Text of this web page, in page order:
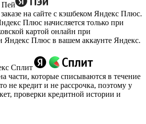
Пей
на сайте с кэшбеком Яндекс Плюс.
Плюс начисляется только при
картой онлайн при
Плюс в вашем аккаунте Яндекс.
Сплит
части, которые списываются в течение
не кредит и не рассрочка, поэтому у
проверки кредитной истории и